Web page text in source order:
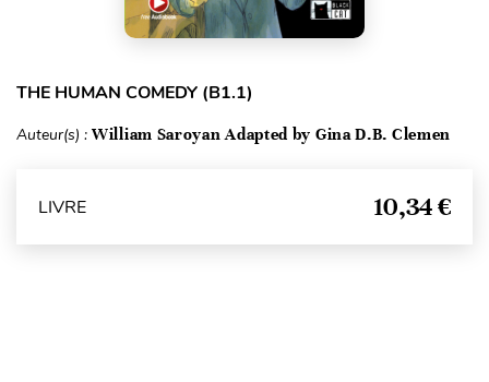
THE HUMAN COMEDY (B1.1)
Auteur(s) : William Saroyan Adapted by Gina D.B. Clemen
LIVRE 10,34 €